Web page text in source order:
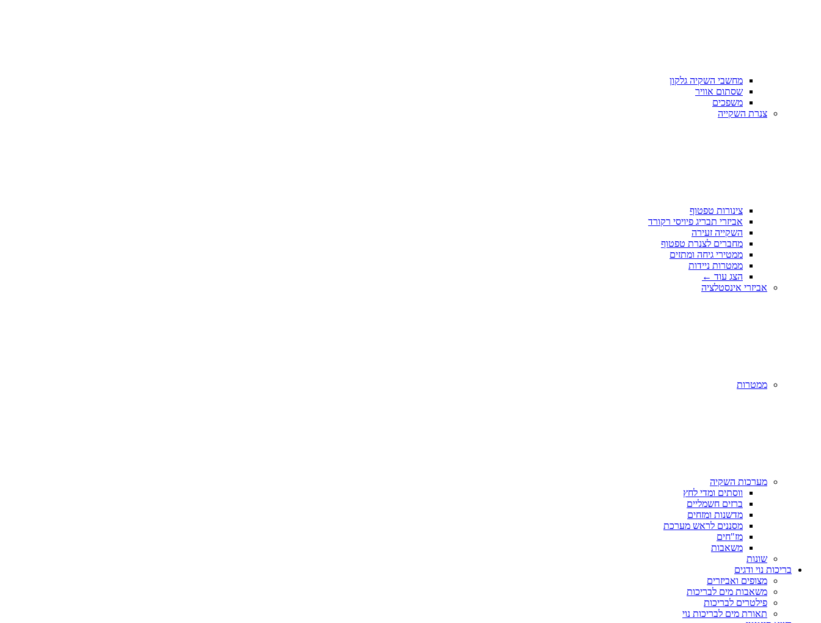
מחשבי השקיה גלקון
שסתום אוויר
משפכים
צנרת השקייה
צינורות טפטוף
אביזרי תבריג פיויסי רקורד
השקייה זעירה
מחברים לצנרת טפטוף
ממטירי גיחה ומתזים
ממטרות ניידות
הצג עוד ←
אביזרי אינסטלציה
ממטרות
מערכות השקיה
ווסתים ומדי לחץ
ברזים חשמליים
מדשנות ומזחים
מסננים לראש מערכת
מז"חים
משאבות
שונות
בריכות נוי ודגים
מצופים ואביזרים
משאבות מים לבריכות
פילטרים לבריכות
תאורת מים לבריכות נוי